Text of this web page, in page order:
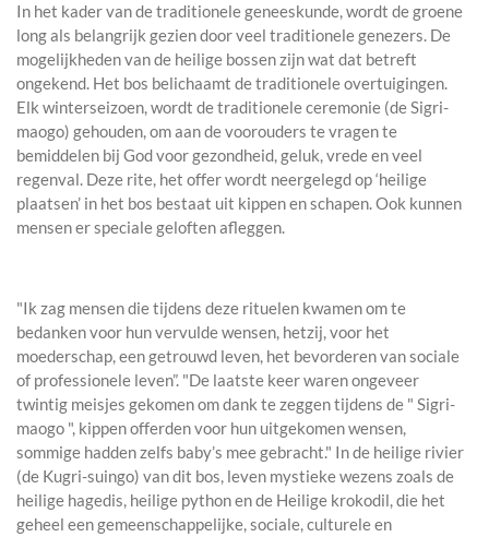
In het kader van de traditionele geneeskunde, wordt de groene
long als belangrijk gezien door veel traditionele genezers. De
mogelijkheden van de heilige bossen zijn wat dat betreft
ongekend. Het bos belichaamt de traditionele overtuigingen.
Elk winterseizoen, wordt de traditionele ceremonie (de Sigri-
maogo) gehouden, om aan de voorouders te vragen te
bemiddelen bij God voor gezondheid, geluk, vrede en veel
regenval. Deze rite, het offer wordt neergelegd op ‘heilige
plaatsen’ in het bos bestaat uit kippen en schapen. Ook kunnen
mensen er speciale geloften afleggen.
"Ik zag mensen die tijdens deze rituelen kwamen om te
bedanken voor hun vervulde wensen, hetzij, voor het
moederschap, een getrouwd leven, het bevorderen van sociale
of professionele leven”. "De laatste keer waren ongeveer
twintig meisjes gekomen om dank te zeggen tijdens de " Sigri-
maogo ", kippen offerden voor hun uitgekomen wensen,
sommige hadden zelfs baby’s mee gebracht." In de heilige rivier
(de Kugri-suingo) van dit bos, leven mystieke wezens zoals de
heilige hagedis, heilige python en de Heilige krokodil, die het
geheel een gemeenschappelijke, sociale, culturele en